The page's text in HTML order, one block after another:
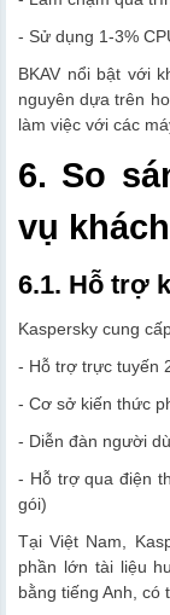
- Sử dụng 1-3%
BKAV nổi bật với
nguyên dựa trên
làm việc với các
6. So
vụ
6.1. Hỗ trợ
Kaspersky cung
- Hỗ trợ trực tuyến
- Cơ sở kiến thức
- Diễn đàn người
- Hỗ trợ qua điện
gói)
Tại Việt Nam,
phần lớn tài liệu
bằng tiếng Anh, có